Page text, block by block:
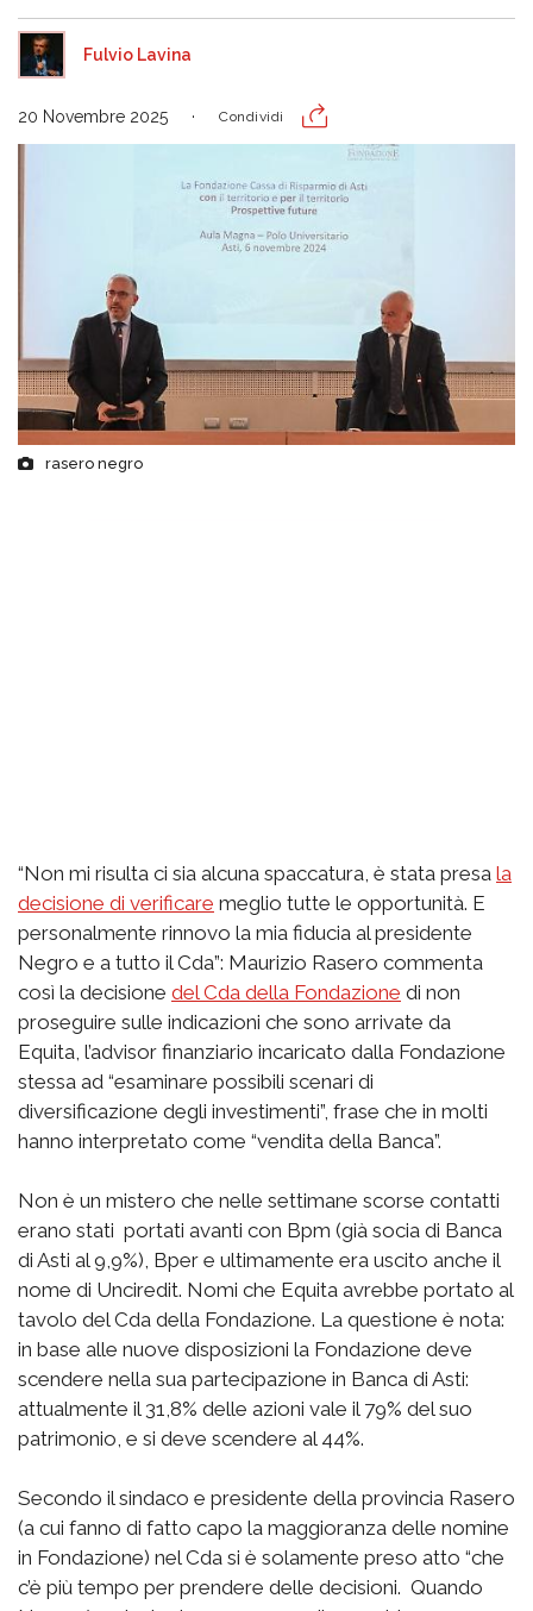
Fulvio Lavina
20 Novembre 2025 Condividi
rasero negro
“Non mi risulta ci sia alcuna spaccatura, è stata presa la
decisione di verificare meglio tutte le opportunità. E
personalmente rinnovo la mia fiducia al presidente
Negro e a tutto il Cda”: Maurizio Rasero commenta
così la decisione del Cda della Fondazione di non
proseguire sulle indicazioni che sono arrivate da
Equita, l’advisor finanziario incaricato dalla Fondazione
stessa ad “esaminare possibili scenari di
diversificazione degli investimenti”, frase che in molti
hanno interpretato come “vendita della Banca”.
Non è un mistero che nelle settimane scorse contatti
erano stati portati avanti con Bpm (già socia di Banca
di Asti al 9,9%), Bper e ultimamente era uscito anche il
nome di Unciredit. Nomi che Equita avrebbe portato al
tavolo del Cda della Fondazione. La questione è nota:
in base alle nuove disposizioni la Fondazione deve
scendere nella sua partecipazione in Banca di Asti:
attualmente il 31,8% delle azioni vale il 79% del suo
patrimonio, e si deve scendere al 44%.
Secondo il sindaco e presidente della provincia Rasero
(a cui fanno di fatto capo la maggioranza delle nomine
in Fondazione) nel Cda si è solamente preso atto “che
c’è più tempo per prendere delle decisioni. Quando